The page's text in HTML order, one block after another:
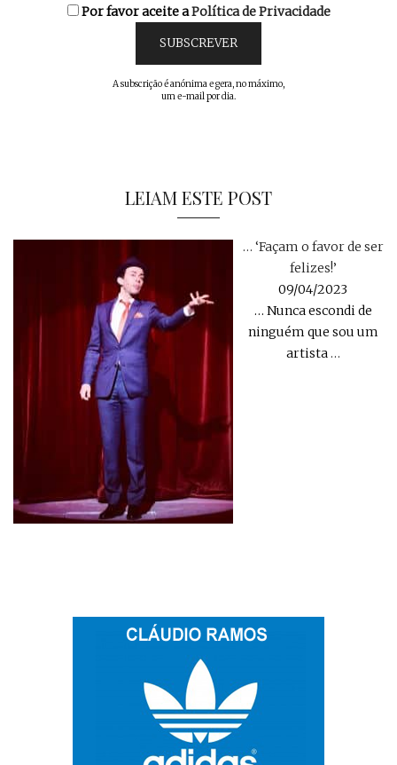
Por favor aceite aPolítica de Privacidade
A subscrição é anónima e gera, no máximo,
um e-mail por dia.
LEIAM ESTE POST
… ‘Façam o favor de ser
felizes!’
09/04/2023
… Nunca escondi de
ninguém que sou um
artista…